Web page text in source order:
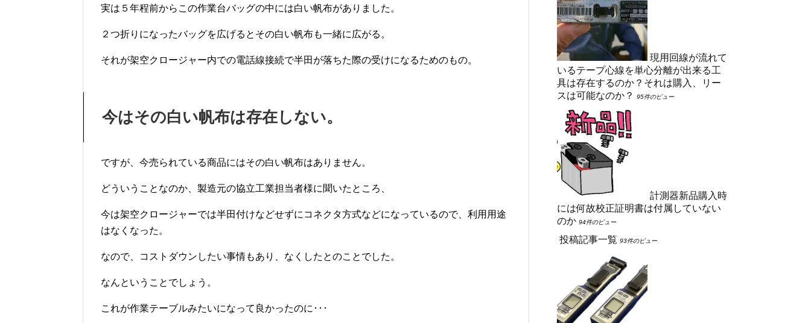
実は５年程前からこの作業台バッグの中には白い帆布がありました。
２つ折りになったバッグを広げるとその白い帆布も一緒に広がる。
それが架空クロージャー内での電話線接続で半田が落ちた際の受けになるためのもの。
今はその白い帆布は存在しない。
ですが、今売られている商品にはその白い帆布はありません。
どういうことなのか、製造元の協立工業担当者様に聞いたところ、
今は架空クロージャーでは半田付けなどせずにコネクタ方式などになっているので、利用用途
はなくなった。
なので、コストダウンしたい事情もあり、なくしたとのことでした。
なんということでしょう。
これが作業テーブルみたいになって良かったのに･･･
現用回線が流れて
いるテープ心線を単心分離が出来る工
具は存在するのか？それは購入、リー
スは可能なのか？
95件のビュー
計測器新品購入時
には何故校正証明書は付属していない
のか 94件のビュー
投稿記事一覧 93件のビュー